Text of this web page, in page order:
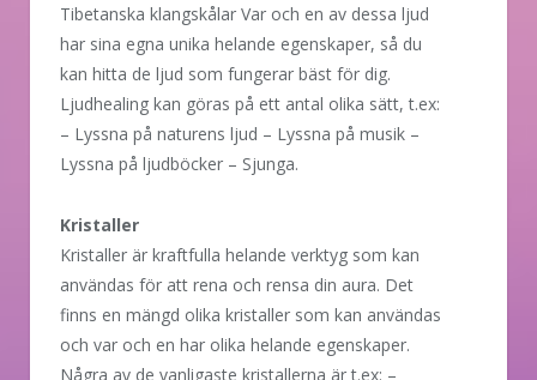
Tibetanska klangskålar Var och en av dessa ljud
har sina egna unika helande egenskaper, så du
kan hitta de ljud som fungerar bäst för dig.
Ljudhealing kan göras på ett antal olika sätt, t.ex:
– Lyssna på naturens ljud – Lyssna på musik –
Lyssna på ljudböcker – Sjunga.
Kristaller
Kristaller är kraftfulla helande verktyg som kan
användas för att rena och rensa din aura. Det
finns en mängd olika kristaller som kan användas
och var och en har olika helande egenskaper.
Några av de vanligaste kristallerna är t.ex: –